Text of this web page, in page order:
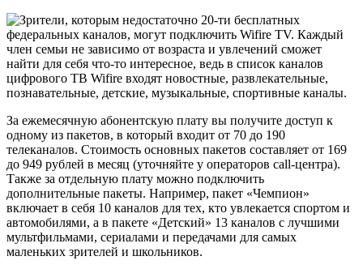
Зрители, которым недостаточно 20-ти бесплатных
федеральных каналов, могут подключить Wifire TV. Каждый
член семьи не зависимо от возраста и увлечений сможет
найти для себя что-то интересное, ведь в список каналов
цифрового ТВ Wifire входят новостные, развлекательные,
познавательные, детские, музыкальные, спортивные каналы.
За ежемесячную абонентскую плату вы получите доступ к
одному из пакетов, в который входит от 70 до 190
телеканалов. Стоимость основных пакетов составляет от 169
до 949 рублей в месяц (уточняйте у операторов call-центра).
Также за отдельную плату можно подключить
дополнительные пакеты. Например, пакет «Чемпион»
включает в себя 10 каналов для тех, кто увлекается спортом и
автомобилями, а в пакете «Детский» 13 каналов с лучшими
мультфильмами, сериалами и передачами для самых
маленьких зрителей и школьников.